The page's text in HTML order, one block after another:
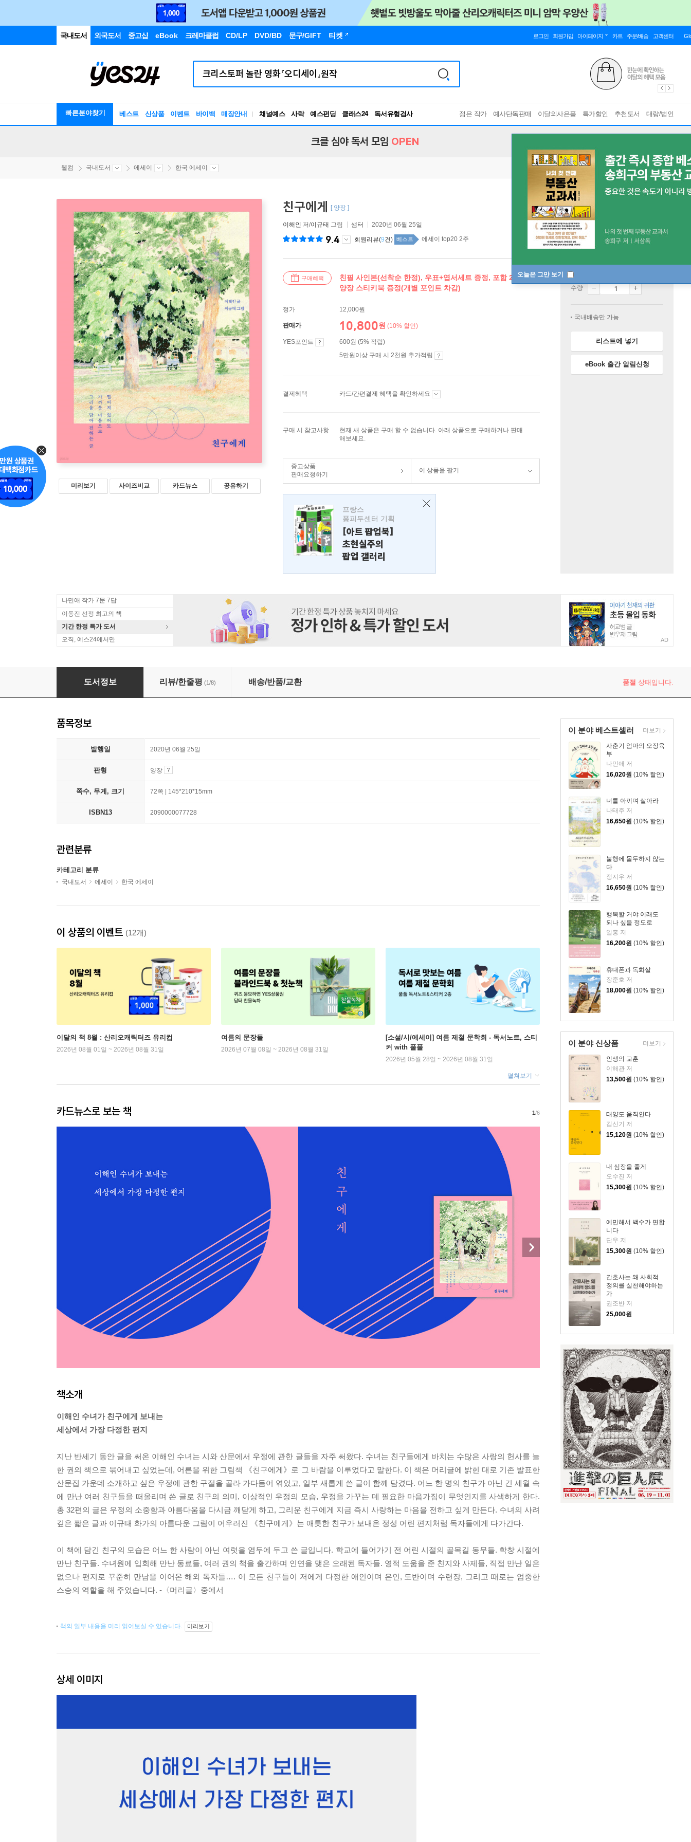
국내도서 외국도서 중고샵 eBook 크레마클럽 CD/LP DVD/BD 문구/GIFT 티켓 로그인 회원가입 마이페이지 카트 주문/배송 고객센터
빠른분야찾기 베스트 신상품 이벤트 바이백 매장안내 채널예스 사락 예스펀딩 클래스24
독서유형검사
RBTI Lab
젊은 작가 예사단독판매 이달의사은품 특가할인 추천도서 대량/법인
오늘은 그만 보기
크클 심야 독서 모임 OPEN
웰컴 국내도서 에세이 한국 에세이
미리보기 사이즈비교 카드뉴스 공유하기
친구에게 [ 양장 ]
이해인 저/이규태 그림 샘터 2020년 06월 25일
9.4 회원리뷰(9건) 베스트 에세이 top20 2주
구매혜택
친필 사인본(선착순 한정), 우표+엽서세트 증정, 포함 2만원 ↑
양장 스티키북 증정(개별 포인트 차감)
정가 12,000원
판매가 10,800원 (10% 할인)
YES포인트
600원 (5% 적립)
5만원이상 구매 시 2천원 추가적립
결제혜택 카드/간편결제 혜택을 확인하세요
구매 시 참고사항
현재 새 상품은 구매 할 수 없습니다. 아래 상품으로 구매하거나 판매
해보세요.
중고상품
판매요청하기
이 상품을 팔기
프랑스
퐁피두센터 기획
[아트 팝업북]
초현실주의
팝업 갤러리
품절
수량
국내배송만 가능
리스트에 넣기
eBook 출간 알림신청
나민애 작가 7문 7답
이동진 선정 최고의 책
기간 한정 특가 도서
오직, 예스24에서만
AD
친구에게
도서정보 리뷰/한줄평 (1/8) 배송/반품/교환 품절 상태입니다.
이 분야 베스트셀러
사춘기 엄마의 오장육
부
나민애 저
16,020원 (10% 할인)
너를 아끼며 살아라
나태주 저
16,650원 (10% 할인)
불행에 몰두하지 않는
다
정지우 저
16,650원 (10% 할인)
행복할 거야 이래도
되나 싶을 정도로
일홍 저
16,200원 (10% 할인)
휴대폰과 독화살
장준호 저
18,000원 (10% 할인)
더보기
이 분야 신상품
인생의 교훈
이해관 저
13,500원 (10% 할인)
태양도 움직인다
김신기 저
15,120원 (10% 할인)
내 심장을 줄게
오수진 저
15,300원 (10% 할인)
예민해서 백수가 편합
니다
단우 저
15,300원 (10% 할인)
간호사는 왜 사회적
정의를 실천해야하는
가
권조반 저
25,000원
더보기
품목정보
발행일 2020년 06월 25일
판형 양장
쪽수, 무게, 크기 72쪽 | 145*210*15mm
ISBN13 2090000077728
관련분류
카테고리 분류
국내도서 에세이 한국 에세이
이 상품의 이벤트 (12개)
이달의 책 8월 : 산리오캐릭터즈 유리컵
2026년 08월 01일 ~ 2026년 08월 31일
여름의 문장들
2026년 07월 08일 ~ 2026년 08월 31일
[소설/시/에세이] 여름 제철 문학회 - 독서노트, 스티
커 with 풀풀
2026년 05월 28일 ~ 2026년 08월 31일
펼쳐보기
카드뉴스로 보는 책 1/6
책소개
이해인 수녀가 친구에게 보내는
세상에서 가장 다정한 편지
지난 반세기 동안 글을 써온 이해인 수녀는 시와 산문에서 우정에 관한 글들을 자주 써왔다. 수녀는 친구들에게 바치는 수많은 사랑의 헌사를 늘
한 권의 책으로 묶어내고 싶었는데, 어른을 위한 그림책 《친구에게》로 그 바람을 이루었다고 말한다. 이 책은 머리글에 밝힌 대로 기존 발표한
산문집 가운데 소개하고 싶은 우정에 관한 구절을 골라 가다듬어 엮었고, 일부 새롭게 쓴 글이 함께 담겼다. 어느 한 명의 친구가 아닌 긴 세월 속
에 만난 여러 친구들을 떠올리며 쓴 글로 친구의 의미, 이상적인 우정의 모습, 우정을 가꾸는 데 필요한 마음가짐이 무엇인지를 사색하게 한다.
총 32편의 글은 우정의 소중함과 아름다움을 다시금 깨닫게 하고, 그리운 친구에게 지금 즉시 사랑하는 마음을 전하고 싶게 만든다. 수녀의 사려
깊은 짧은 글과 이규태 화가의 아름다운 그림이 어우러진 《친구에게》는 애틋한 친구가 보내온 정성 어린 편지처럼 독자들에게 다가간다.
이 책에 담긴 친구의 모습은 어느 한 사람이 아닌 여럿을 염두에 두고 쓴 글입니다. 학교에 들어가기 전 어린 시절의 골목길 동무들. 학창 시절에
만난 친구들. 수녀원에 입회해 만난 동료들, 여러 권의 책을 출간하며 인연을 맺은 오래된 독자들. 영적 도움을 준 친지와 사제들, 직접 만난 일은
없으나 편지로 꾸준히 만남을 이어온 해외 독자들…. 이 모든 친구들이 저에게 다정한 애인이며 은인, 도반이며 수련장, 그리고 때로는 엄중한
스승의 역할을 해 주었습니다. -〈머리글〉중에서
책의 일부 내용을 미리 읽어보실 수 있습니다. 미리보기
상세 이미지